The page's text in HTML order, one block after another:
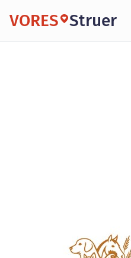
VORES Struer